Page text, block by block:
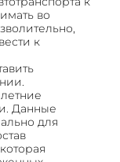
во
к
Данные
для